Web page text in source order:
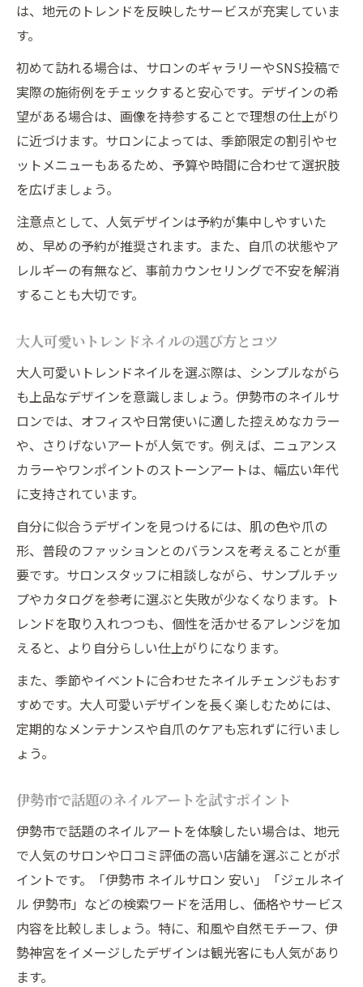
は、地元のトレンドを反映したサービスが充実していま
す。
初めて訪れる場合は、サロンのギャラリーやSNS投稿で
実際の施術例をチェックすると安心です。デザインの希
望がある場合は、画像を持参することで理想の仕上がり
に近づけます。サロンによっては、季節限定の割引やセ
ットメニューもあるため、予算や時間に合わせて選択肢
を広げましょう。
注意点として、人気デザインは予約が集中しやすいた
め、早めの予約が推奨されます。また、自爪の状態やア
レルギーの有無など、事前カウンセリングで不安を解消
することも大切です。
大人可愛いトレンドネイルの選び方とコツ
大人可愛いトレンドネイルを選ぶ際は、シンプルながら
も上品なデザインを意識しましょう。伊勢市のネイルサ
ロンでは、オフィスや日常使いに適した控えめなカラー
や、さりげないアートが人気です。例えば、ニュアンス
カラーやワンポイントのストーンアートは、幅広い年代
に支持されています。
自分に似合うデザインを見つけるには、肌の色や爪の
形、普段のファッションとのバランスを考えることが重
要です。サロンスタッフに相談しながら、サンプルチッ
プやカタログを参考に選ぶと失敗が少なくなります。ト
レンドを取り入れつつも、個性を活かせるアレンジを加
えると、より自分らしい仕上がりになります。
また、季節やイベントに合わせたネイルチェンジもおす
すめです。大人可愛いデザインを長く楽しむためには、
定期的なメンテナンスや自爪のケアも忘れずに行いまし
ょう。
伊勢市で話題のネイルアートを試すポイント
伊勢市で話題のネイルアートを体験したい場合は、地元
で人気のサロンや口コミ評価の高い店舗を選ぶことがポ
イントです。「伊勢市 ネイルサロン 安い」「ジェルネイ
ル 伊勢市」などの検索ワードを活用し、価格やサービス
内容を比較しましょう。特に、和風や自然モチーフ、伊
勢神宮をイメージしたデザインは観光客にも人気があり
ます。